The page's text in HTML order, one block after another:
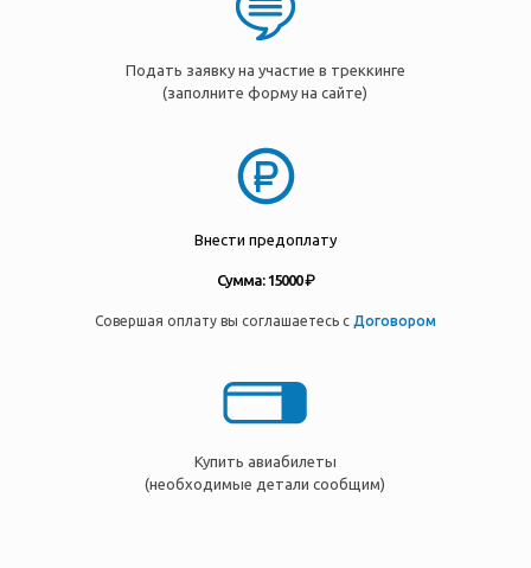
Подать заявку на участие в треккинге
(заполните форму на сайте)
Внести предоплату
Сумма: 15000 ₽
Совершая оплату вы соглашаетесь с Договором
Купить авиабилеты
(необходимые детали сообщим)